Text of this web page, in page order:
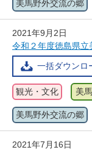
美馬野外交流の郷
2021年9月2日
令和２年度徳島県立
一括ダウンロ
観光・文化 美
美馬野外交流の郷
2021年7月16日